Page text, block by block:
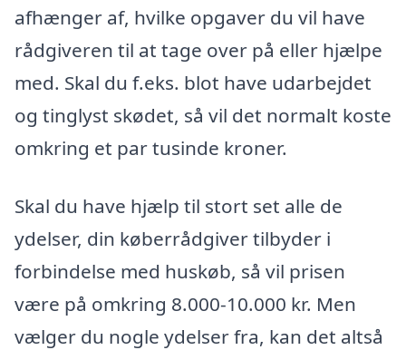
afhænger af, hvilke opgaver du vil have
rådgiveren til at tage over på eller hjælpe
med. Skal du f.eks. blot have udarbejdet
og tinglyst skødet, så vil det normalt koste
omkring et par tusinde kroner.
Skal du have hjælp til stort set alle de
ydelser, din køberrådgiver tilbyder i
forbindelse med huskøb, så vil prisen
være på omkring 8.000-10.000 kr. Men
vælger du nogle ydelser fra, kan det altså